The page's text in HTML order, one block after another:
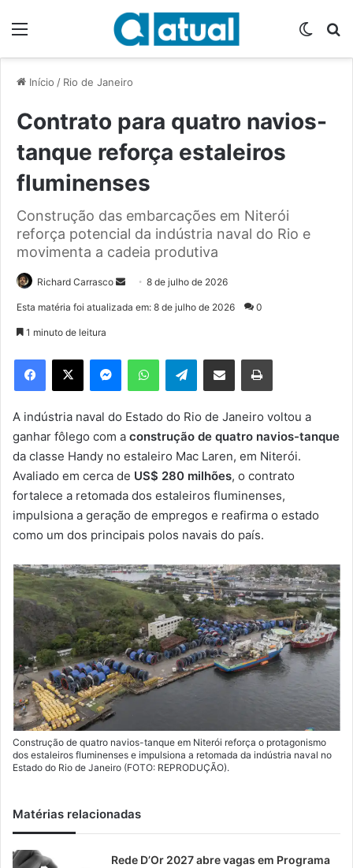
Início / Rio de Janeiro
Contrato para quatro navios-
tanque reforça estaleiros
fluminenses
Construção das embarcações em Niterói
reforça potencial da indústria naval do Rio e
movimenta a cadeia produtiva
Richard Carrasco
e
m
e
m
a
8 de julho de 2026
Esta matéria foi atualizada em: 8 de julho de 2026 0
1 minuto de leitura
Telegram
A indústria naval do Estado do Rio de Janeiro voltou a
ganhar fôlego com a construção de quatro navios-tanque
da classe Handy no estaleiro Mac Laren, em Niterói.
Avaliado em cerca de US$ 280 milhões, o contrato
fortalece a retomada dos estaleiros fluminenses,
impulsiona a geração de empregos e reafirma o estado
como um dos principais polos navais do país.
Construção de quatro navios-tanque em Niterói reforça o protagonismo
dos estaleiros fluminenses e impulsiona a retomada da indústria naval no
Estado do Rio de Janeiro (FOTO: REPRODUÇÃO).
Matérias relacionadas
Rede D’Or 2027 abre vagas em Programa